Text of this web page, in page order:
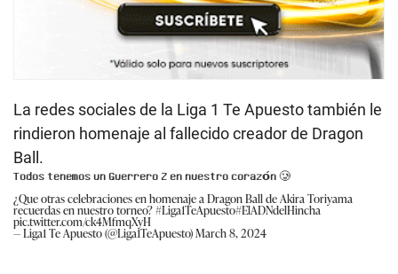
La redes sociales de la Liga 1 Te Apuesto también le
rindieron homenaje al fallecido creador de Dragon
Ball.
𝗧𝗼𝗱𝗼𝘀 𝘁𝗲𝗻𝗲𝗺𝗼𝘀 𝘂𝗻 𝗚𝘂𝗲𝗿𝗿𝗲𝗿𝗼 𝗭 𝗲𝗻 𝗻𝘂𝗲𝘀𝘁𝗿𝗼 𝗰𝗼𝗿𝗮𝘇𝗼́𝗻 🥲
¿Que otras celebraciones en homenaje a Dragon Ball de Akira Toriyama
recuerdas en nuestro torneo?#Liga1TeApuesto#ElADNdelHincha
pic.twitter.com/ck4MfmqXyH
— Liga1 Te Apuesto (@Liga1TeApuesto)March 8, 2024